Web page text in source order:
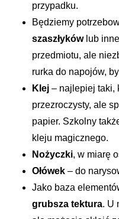
przypadku.
Będziemy
szaszłykówlub
przedmiotu, ale
rurka do napojów,
Klej – najlepiej taki,
przezroczysty, ale
papier. Szkolny
kleju magicznego.
Nożyczki, w miarę
Ołówek – do
Jako baza
grubsza tektura. U